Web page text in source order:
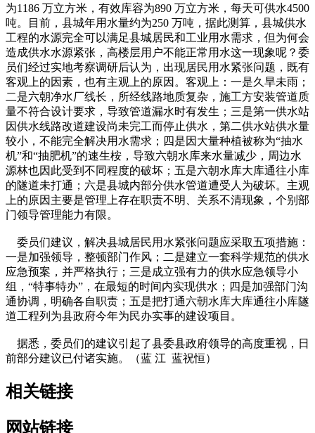
为1186 万立方米，有效库容为890 万立方米，每天可供水4500
吨。目前，县城年用水量约为250 万吨，据此测算，县城供水
工程的水源完全可以满足县城居民和工业用水需求，但为何会
造成供水水源紧张，高楼层用户不能正常用水这一现象呢？委
员们经过实地考察调研后认为，出现居民用水紧张问题，既有
客观上的因素，也有主观上的原因。客观上：一是久旱未雨；
二是六朝净水厂线长，所经线路地质复杂，施工方安装管道质
量不符合设计要求，导致管道漏水时有发生；三是第一供水站
因供水线路改道建设尚未完工而停止供水，第二供水站供水量
较小，不能完全解决用水需求；四是因大量种植被称为“抽水
机”和“抽肥机”的速生桉，导致六朝水库来水量减少，周边水
源林也因此受到不同程度的破坏；五是六朝水库大库通往小库
的隧道未打通；六是县城内部分供水管道遭受人为破坏。主观
上的原因主要是管理上存在职责不明、关系不清现象，个别部
门领导管理能力有限。
委员们建议，解决县城居民用水紧张问题应采取五项措施：
一是加强领导，整顿部门作风；二是建立一套科学规范的供水
应急预案，并严格执行；三是成立强有力的供水应急领导小
组，“特事特办”，在最短的时间内实现供水；四是加强部门沟
通协调，明确各自职责；五是把打通六朝水库大库通往小库隧
道工程列为县政府今年为民办实事的建设项目。
据悉，委员们的建议引起了县委县政府领导的高度重视，日
前部分建议已付诸实施。（蓝 江 蓝祝恒）
相关链接
网站链接